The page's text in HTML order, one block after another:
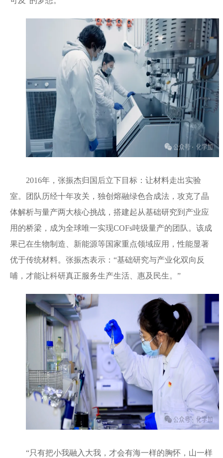
2016年，张振杰归国后立下目标：让材料走出实验
室。团队历经十年攻关，独创熔融绿色合成法，攻克了晶
体解析与量产两大核心挑战，搭建起从基础研究到产业应
用的桥梁，成为全球唯一实现COFs吨级量产的团队。该成
果已在生物制造、新能源等国家重点领域应用，性能显著
优于传统材料。张振杰表示：“基础研究与产业化双向反
哺，才能让科研真正服务生产生活、惠及民生。”
“只有把小我融入大我，才会有海一样的胸怀，山一样